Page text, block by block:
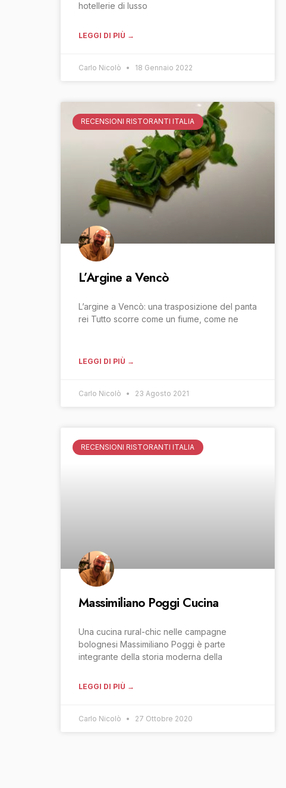
hotellerie di lusso
LEGGI DI PIÙ →
Carlo Nicolò 18 Gennaio 2022
RECENSIONI RISTORANTI ITALIA
L’Argine a Vencò
L’argine a Vencò: una trasposizione del panta
rei Tutto scorre come un fiume, come ne
LEGGI DI PIÙ →
Carlo Nicolò 23 Agosto 2021
RECENSIONI RISTORANTI ITALIA
Massimiliano Poggi Cucina
Una cucina rural-chic nelle campagne
bolognesi Massimiliano Poggi è parte
integrante della storia moderna della
LEGGI DI PIÙ →
Carlo Nicolò 27 Ottobre 2020